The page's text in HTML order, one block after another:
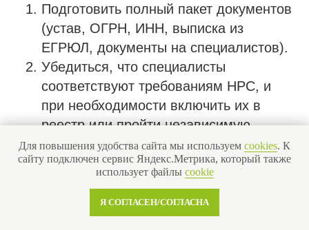
Для повышения удобства сайта мы используем cookies. К
сайту подключен сервис Яндекс.Метрика, который также
использует файлы cookie
Я СОГЛАСЕН/СОГЛАСНА
Подготовить полный пакет документов
(устав, ОГРН, ИНН, выписка из
ЕГРЮЛ, документы на специалистов).
Убедиться, что специалисты
соответствуют требованиям НРС, и
при необходимости включить их в
реестр или пройти независимую
оценку квалификации.
Обратиться в несколько
саморегулируемых организаций, чтобы
выбрать наиболее надежную и
лояльную, а также сравнить стоимость